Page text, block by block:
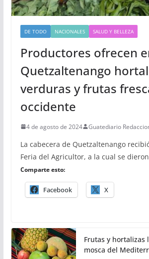
DE TODO NACIONALES SALUD Y BELLEZA
Productores ofrecen
Quetzaltenango
verduras y frutas
occidente
4 de agosto de 2024 Guatediario
La cabecera de Quetzaltenango
Feria del Agricultor, a la cual se
Comparte esto:
Facebook X
Frutas y hortalizas
mosca del